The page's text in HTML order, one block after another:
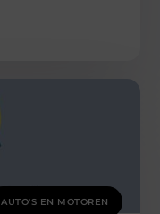
AUTO'S EN MOTOREN